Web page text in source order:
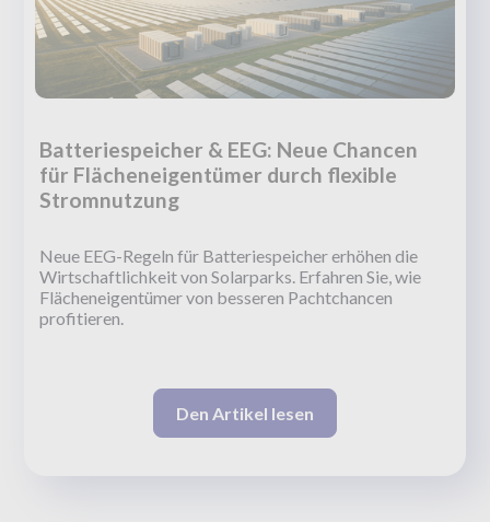
Batteriespeicher & EEG: Neue Chancen
für Flächeneigentümer durch flexible
Stromnutzung
Neue EEG-Regeln für Batteriespeicher erhöhen die
Wirtschaftlichkeit von Solarparks. Erfahren Sie, wie
Flächeneigentümer von besseren Pachtchancen
profitieren.
Den Artikel lesen